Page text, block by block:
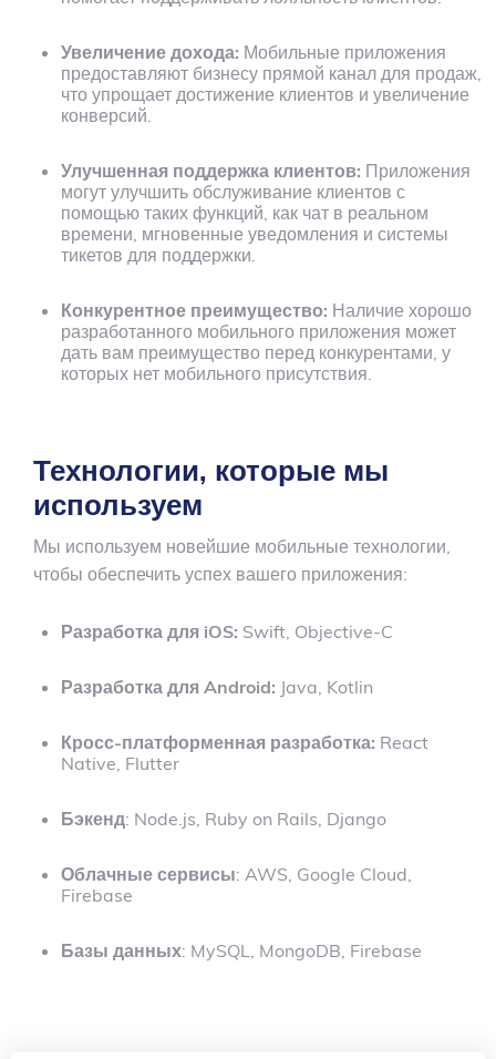
Увеличение дохода: Мобильные приложения
предоставляют бизнесу прямой канал для продаж,
что упрощает достижение клиентов и увеличение
конверсий.
Улучшенная поддержка клиентов: Приложения
могут улучшить обслуживание клиентов с
помощью таких функций, как чат в реальном
времени, мгновенные уведомления и системы
тикетов для поддержки.
Конкурентное преимущество: Наличие хорошо
разработанного мобильного приложения может
дать вам преимущество перед конкурентами, у
которых нет мобильного присутствия.
Технологии, которые мы
используем
Мы используем новейшие мобильные технологии,
чтобы обеспечить успех вашего приложения:
Разработка для iOS: Swift, Objective-C
Разработка для Android: Java, Kotlin
Кросс-платформенная разработка: React
Native, Flutter
Бэкенд: Node.js, Ruby on Rails, Django
Облачные сервисы: AWS, Google Cloud,
Firebase
Базы данных: MySQL, MongoDB, Firebase